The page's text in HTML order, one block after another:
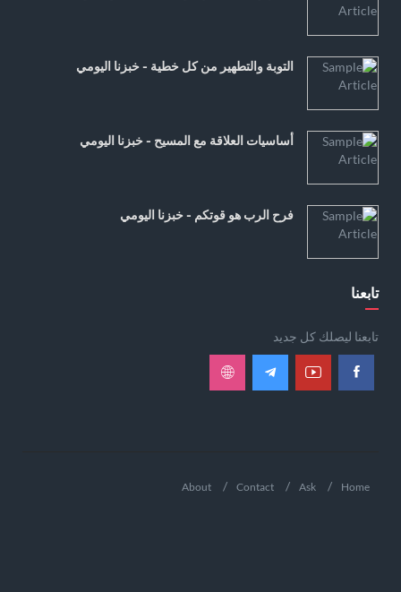
التوبة والتطهير من كل خطية - خبزنا اليومي
أساسيات العلاقة مع المسيح - خبزنا اليومي
فرح الرب هو قوتكم - خبزنا اليومي
تابعنا
تابعنا ليصلك كل جديد
Home
Ask
Contact
About